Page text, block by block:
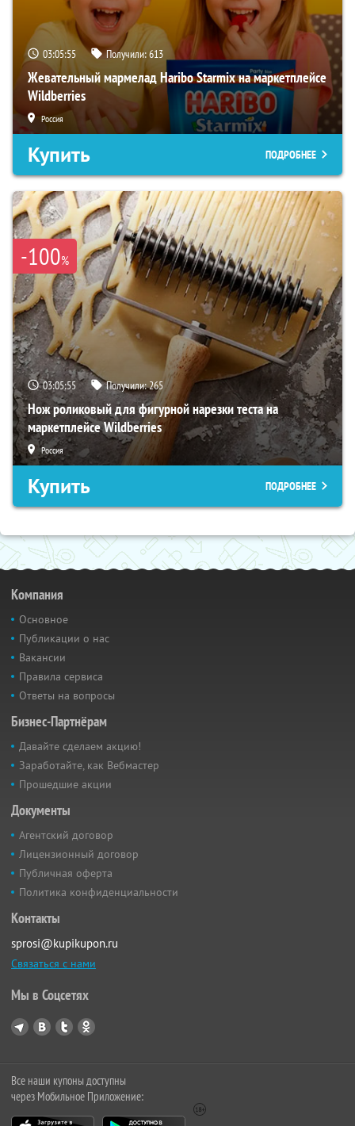
03:05:54 Получили:613
Жевательный мармелад Haribo Starmix на маркетплейсе
Wildberries
Россия
Купить ПОДРОБНЕЕ
-100%
03:05:54 Получили:265
Нож роликовый для фигурной нарезки теста на
маркетплейсе Wildberries
Россия
Купить ПОДРОБНЕЕ
Компания
Основное
Публикации о нас
Вакансии
Правила сервиса
Ответы на вопросы
Бизнес-Партнёрам
Давайте сделаем акцию!
Заработайте, как Вебмастер
Прошедшие акции
Документы
Агентский договор
Лицензионный договор
Публичная оферта
Политика конфиденциальности
Контакты
sprosi@kupikupon.ru
Связаться с нами
Мы в Соцсетях
Все наши купоны доступны
через Мобильное Приложение: